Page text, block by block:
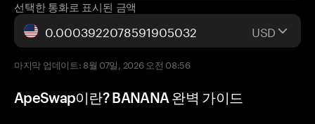
선택한 통화로 표시된 금액
USD
마지막 업데이트: 8월 07일, 2026 오전 08:56
ApeSwap이란? BANANA 완벽 가이드